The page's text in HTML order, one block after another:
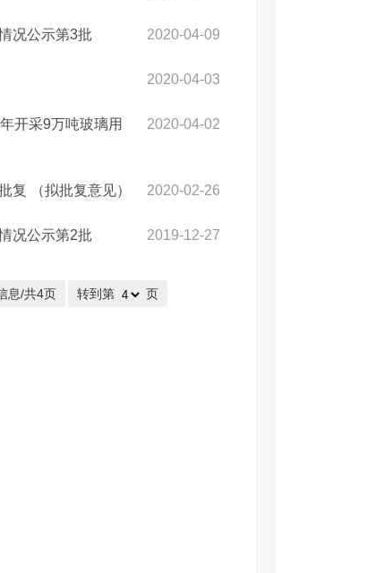
2020-04-09
况公示第3批
2020-04-03
2020-04-02
开采9万吨玻璃用
2020-02-26
复 （拟批复意见）
2019-12-27
况公示第2批
息/共4页 转到第 页